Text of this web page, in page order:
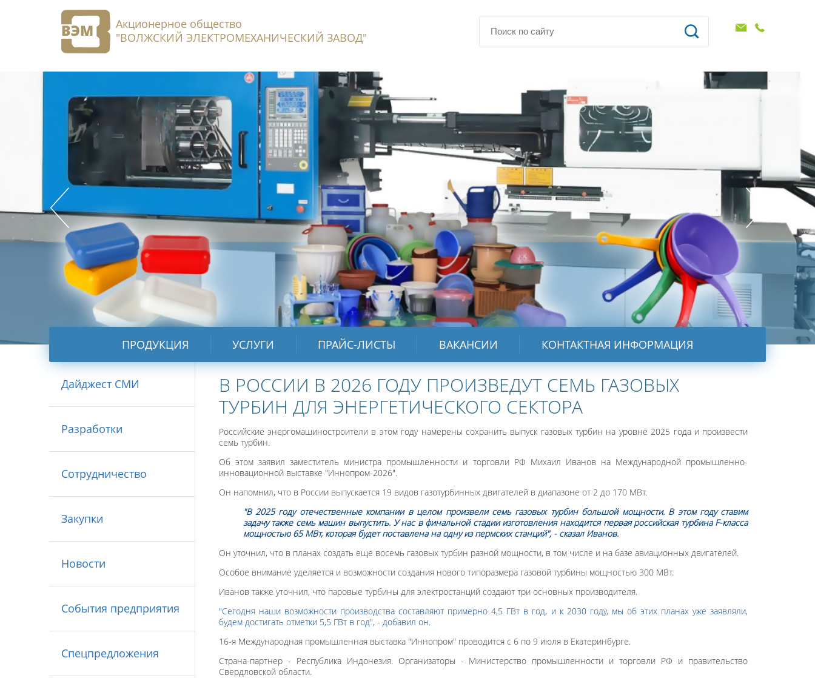
Акционерное общество
"ВОЛЖСКИЙ ЭЛЕКТРОМЕХАНИЧЕСКИЙ ЗАВОД"
ПРОДУКЦИЯ УСЛУГИ ПРАЙС-ЛИСТЫ ВАКАНСИИ КОНТАКТНАЯ ИНФОРМАЦИЯ
Дайджест СМИ
Разработки
Сотрудничество
Закупки
Новости
События предприятия
Спецпредложения
В РОССИИ В 2026 ГОДУ ПРОИЗВЕДУТ СЕМЬ ГАЗОВЫХ
ТУРБИН ДЛЯ ЭНЕРГЕТИЧЕСКОГО СЕКТОРА
Российские энергомашиностроители в этом году намерены сохранить выпуск газовых турбин на уровне 2025 года и произвести
семь турбин.
Об этом заявил заместитель министра промышленности и торговли РФ Михаил Иванов на Международной промышленно-
инновационной выставке "Иннопром-2026".
Он напомнил, что в России выпускается 19 видов газотурбинных двигателей в диапазоне от 2 до 170 МВт.
"В 2025 году отечественные компании в целом произвели семь газовых турбин большой мощности. В этом году ставим
задачу также семь машин выпустить. У нас в финальной стадии изготовления находится первая российская турбина F-класса
мощностью 65 МВт, которая будет поставлена на одну из пермских станций", - сказал Иванов.
Он уточнил, что в планах создать еще восемь газовых турбин разной мощности, в том числе и на базе авиационных двигателей.
Особое внимание уделяется и возможности создания нового типоразмера газовой турбины мощностью 300 МВт.
Иванов также уточнил, что паровые турбины для электростанций создают три основных производителя.
"Сегодня наши возможности производства составляют примерно 4,5 ГВт в год, и к 2030 году, мы об этих планах уже заявляли,
будем достигать отметки 5,5 ГВт в год", - добавил он.
16-я Международная промышленная выставка "Иннопром" проводится с 6 по 9 июля в Екатеринбурге.
Страна-партнер - Республика Индонезия. Организаторы - Министерство промышленности и торговли РФ и правительство
Свердловской области.